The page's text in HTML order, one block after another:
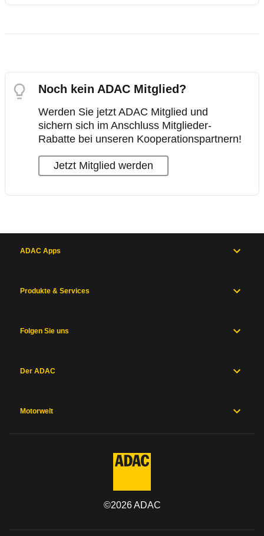
Noch kein ADAC Mitglied?
Werden Sie jetzt ADAC Mitglied und
sichern sich im Anschluss Mitglieder-
Rabatte bei unseren Kooperationspartnern!
Jetzt Mitglied werden
ADAC Apps
Produkte & Services
Folgen Sie uns
Der ADAC
Motorwelt
©2026ADAC